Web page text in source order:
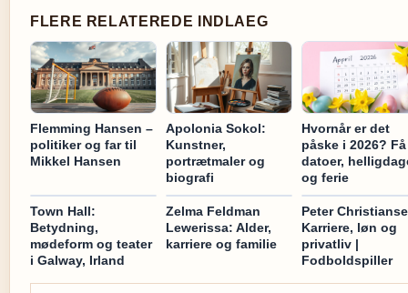
FLERE RELATEREDE INDLAEG
Flemming Hansen –
politiker og far til
Mikkel Hansen
Apolonia Sokol:
Kunstner,
portrætmaler og
biografi
Hvornår er det
påske i 2026? Få
datoer,
og ferie
Town Hall:
Betydning,
mødeform og teater
i Galway, Irland
Zelma Feldman
Lewerissa: Alder,
karriere og familie
Peter
Karriere, løn og
privatliv |
Fodboldspiller